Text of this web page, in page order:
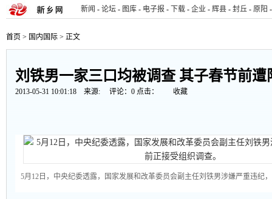
新闻 - 论坛 - 图库 - 电子报 - 下载 - 企业 - 辉县 - 封丘 - 原阳 -
首页 > 国内国际 > 正文
刘铁男一家三口均被调查 其子春节前遭
2013-05-31 10:01:18 来源: 评论： 0 点击： 收藏
5月12日，中央纪委透露，国家发展和改革委员会副主任刘铁男涉嫌严重违纪